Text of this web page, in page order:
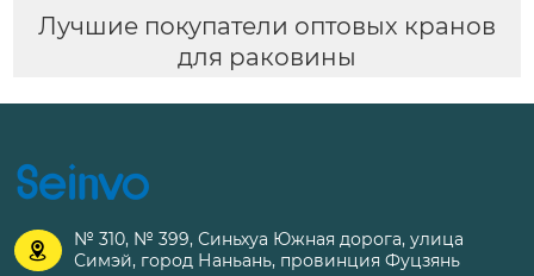
Лучшие покупатели оптовых кранов
для раковины

№ 310, № 399, Синьхуа Южная дорога, улица
Симэй, город Наньань, провинция Фуцзянь